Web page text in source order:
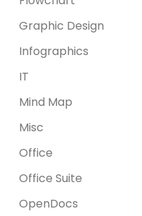
Graphic Design
Infographics
IT
Mind Map
Misc
Office
Office Suite
OpenDocs